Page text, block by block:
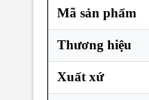
Mã sản phẩm
Thương hiệu
Xuất xứ